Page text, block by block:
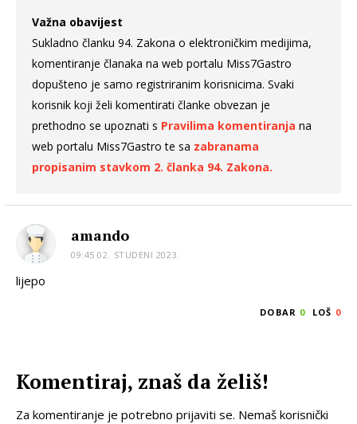
Važna obavijest
Sukladno članku 94. Zakona o elektroničkim medijima,
komentiranje članaka na web portalu Miss7Gastro
dopušteno je samo registriranim korisnicima. Svaki
korisnik koji želi komentirati članke obvezan je
prethodno se upoznati s Pravilima komentiranja na
web portalu Miss7Gastro te sa zabranama
propisanim stavkom 2. članka 94. Zakona.
amando
09:45 02. STUDENI 2023.
lijepo
DOBAR 0 LOŠ 0
Komentiraj, znaš da želiš!
Za komentiranje je potrebno prijaviti se. Nemaš korisnički